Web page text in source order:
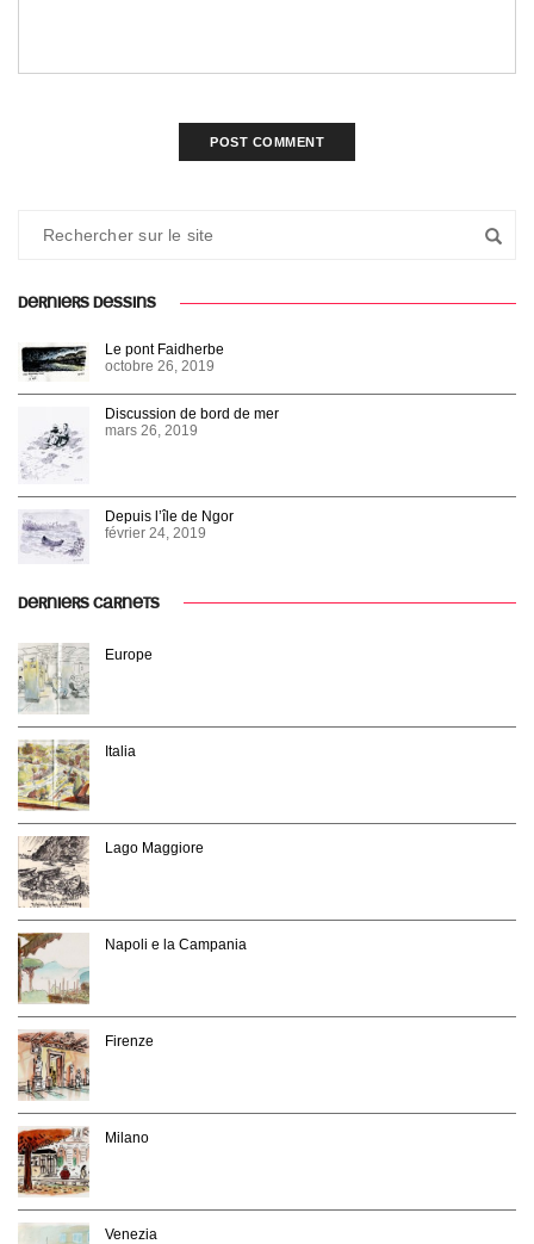
DERNIERS DESSINS
Le pont Faidherbe
octobre 26, 2019
Discussion de bord de mer
mars 26, 2019
Depuis l’île de Ngor
février 24, 2019
DERNIERS CARNETS
Europe
Italia
Lago Maggiore
Napoli e la Campania
Firenze
Milano
Venezia